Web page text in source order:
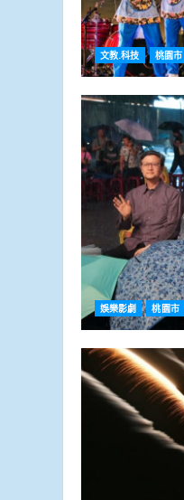
文教.科技 桃園市
娛樂影劇 桃園市